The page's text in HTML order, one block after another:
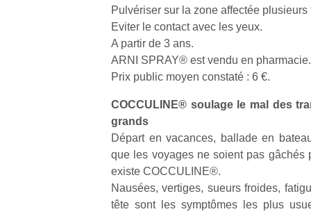
Pulvériser sur la zone affectée plusieurs
Eviter le contact avec les yeux.
A partir de 3 ans.
ARNI SPRAY® est vendu en pharmacie.
Prix public moyen constaté : 6 €.
COCCULINE® soulage le mal des
grands
Départ en vacances, ballade en
que les voyages ne soient pas gâchés
existe COCCULINE®.
Nausées, vertiges, sueurs froides,
tête sont les symptômes les plus